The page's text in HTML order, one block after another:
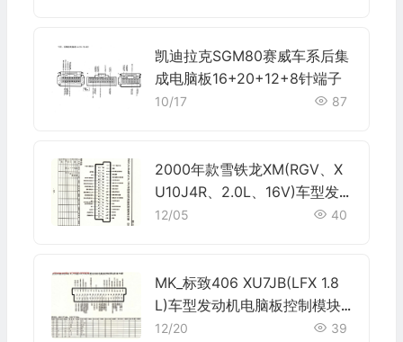
凯迪拉克SGM80赛威车系后集
成电脑板16+20+12+8针端子
10/17 87
2000年款雪铁龙XM(RGV、X
U10J4R、2.0L、16V)车型发
动机电脑板控制模块针脚55针
12/05 40
MK_标致406 XU7JB(LFX 1.8
L)车型发动机电脑板控制模块
针脚55针 端子图
12/20 39